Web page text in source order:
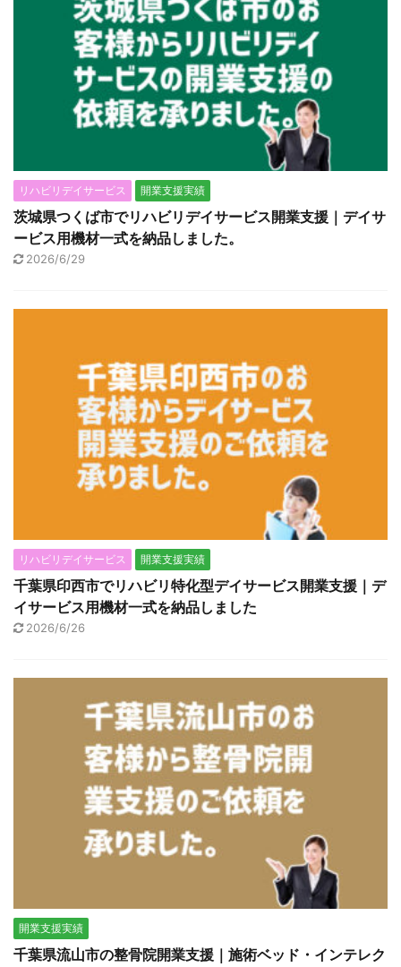
リハビリデイサービス 開業支援実績
茨城県つくば市でリハビリデイサービス開業支援｜デイサ
ービス用機材一式を納品しました。
2026/6/29
リハビリデイサービス 開業支援実績
千葉県印西市でリハビリ特化型デイサービス開業支援｜デ
イサービス用機材一式を納品しました
2026/6/26
開業支援実績
千葉県流山市の整骨院開業支援｜施術ベッド・インテレク